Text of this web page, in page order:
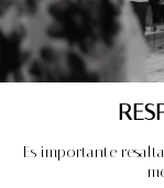
Es importante